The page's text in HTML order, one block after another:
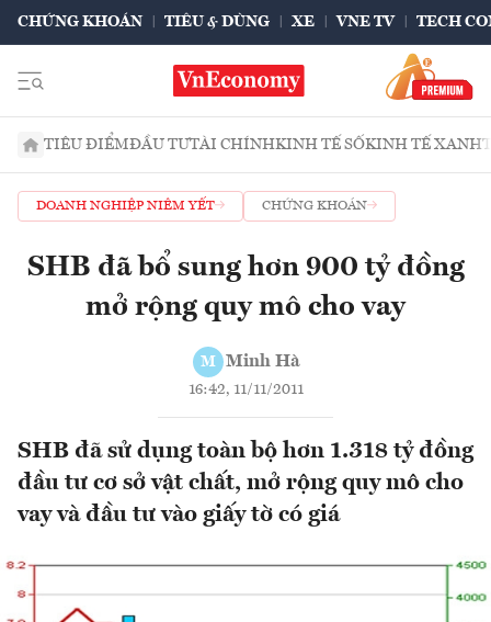
CHỨNG KHOÁN TIÊU & DÙNG XE VNE TV TECH
TIÊU ĐIỂMĐẦU TƯTÀI CHÍNHKINH TẾ SỐKINH TẾ XANH
DOANH NGHIỆP NIÊM YẾT CHỨNG KHOÁN
SHB đã bổ sung hơn 900 tỷ đồng
mở rộng quy mô cho vay
M Minh Hà
16:42, 11/11/2011
SHB đã sử dụng toàn bộ hơn 1.318 tỷ đồng
đầu tư cơ sở vật chất, mở rộng quy mô cho
vay và đầu tư vào giấy tờ có giá